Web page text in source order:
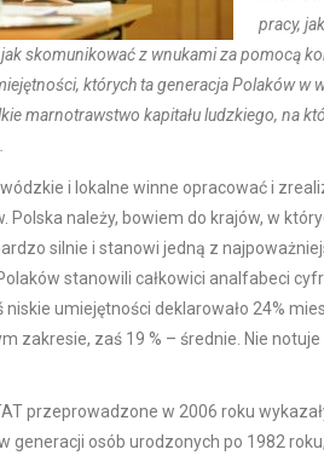
pracy,
skomunikować z wnukami za pomocą
których ta generacja Polaków
marnotrawstwo kapitału ludzkiego, na
.
i lokalne winne opracować i
Polska należy, bowiem do krajów, w
silnie i stanowi jedną z
stanowili całkowici analfabeci
niskie umiejętności deklarowało 24%
zakresie, zaś 19 % – średnie. Nie
przeprowadzone w 2006 roku
generacji osób urodzonych po 1982